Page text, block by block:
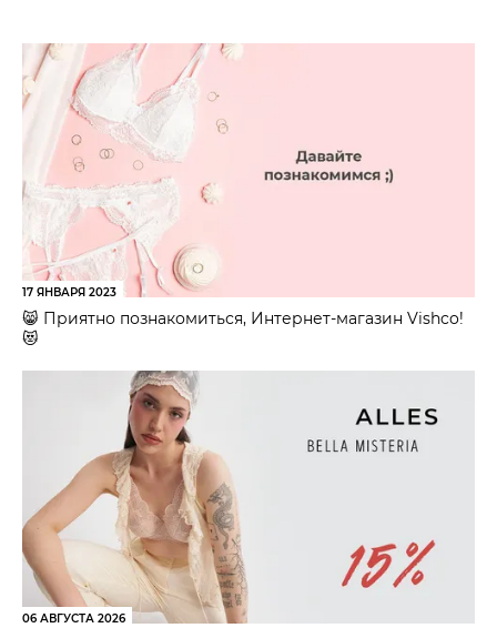
17 ЯНВАРЯ 2023
😸 Приятно познакомиться, Интернет-магазин Vishco!
😻
06 АВГУСТА 2026